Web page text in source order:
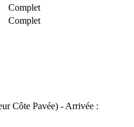
Complet
Complet
Côte Pavée) - Arrivée :